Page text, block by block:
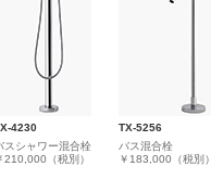
4230
スシャワー混合栓
210,000（税別）
TX-5256
バス混合栓
￥183,000（税別）